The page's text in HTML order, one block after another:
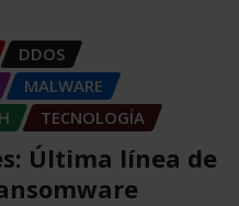
DDOS
MALWARE
TECNOLOGÍA
Última línea de